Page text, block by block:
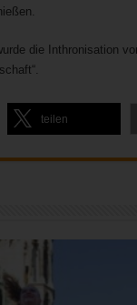
die Inthronisation
teilen